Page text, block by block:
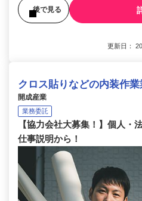
後で見る
更新日：
クロス貼りなどの内装作業
開成産業
業務委託
【協力会社大募集！】個人・
仕事説明から！